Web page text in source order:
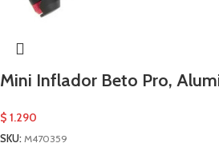
Mini Inflador Beto Pro,
$ 1.290
SKU: M470359